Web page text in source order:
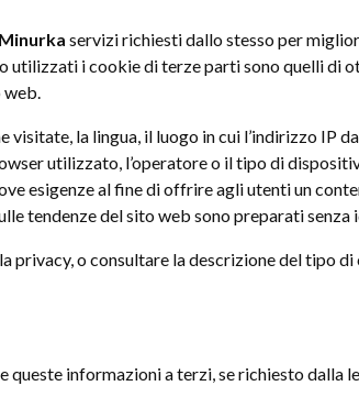
Minurka servizi richiesti dallo stesso per
utilizzati i cookie di terze parti sono quelli di
la lingua, il luogo in cui l’indirizzo IP
utilizzato, l’operatore o il tipo di
esigenze al fine di offrire agli utenti un
tendenze del sito web sono preparati
privacy, o consultare la descrizione del tipo
informazioni a terzi, se richiesto dalla